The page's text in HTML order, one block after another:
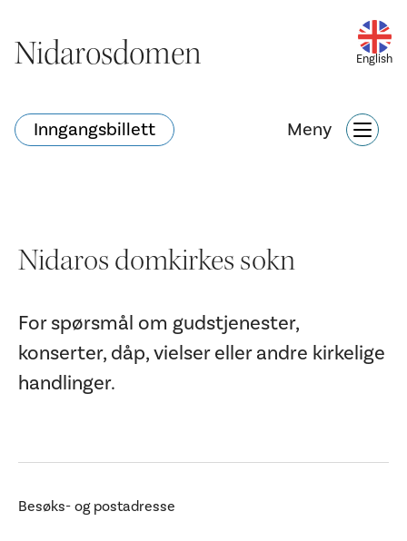
Nidarosdomen English
Inngangsbillett Meny
Nidarosdomen
Inngangsbillett Meny
Attraksjoner
Hva skjer?
Nidaros domkirkes sokn
For spørsmål om gudstjenester,
konserter, dåp, vielser eller andre kirkelige
handlinger.
Besøks- og postadresse